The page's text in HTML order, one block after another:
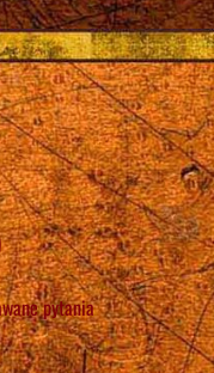
pytania